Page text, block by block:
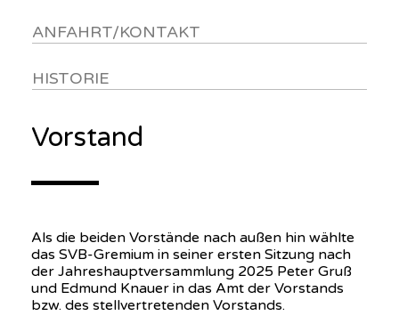
ANFAHRT/KONTAKT
HISTORIE
Vorstand
Als die beiden Vorstände nach außen hin wählte
das SVB-Gremium in seiner ersten Sitzung nach
der Jahreshauptversammlung 2025 Peter Gruß
und Edmund Knauer in das Amt der Vorstands
bzw. des stellvertretenden Vorstands.